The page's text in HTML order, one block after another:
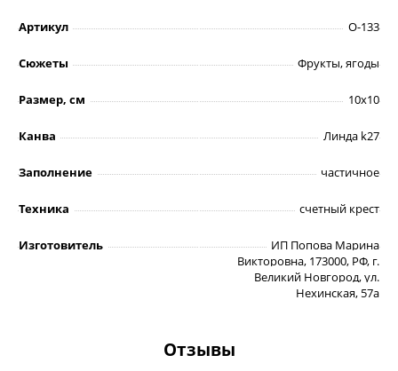
Артикул О-133
Сюжеты Фрукты, ягоды
Размер, см 10х10
Канва Линда k27
Заполнение частичное
Техника счетный крест
Изготовитель
ИП Попова Марина
Викторовна, 173000, РФ, г.
Великий Новгород, ул.
Нехинская, 57а
Отзывы